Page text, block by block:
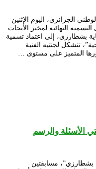
الجزائري، اليوم الإثنين
على التسمية النهائية لمخبر الأبحاث
بشطارزي، إلى اعتماد تسمية
تتشكل لجنتيه الفنية
المتميز على مستوى …
الأسئلة والرسم
مسابقتين